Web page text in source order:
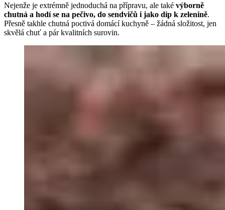
Nejenže je extrémně jednoduchá na přípravu, ale také výborně
chutná a hodí se na pečivo, do sendvičů i jako dip k zelenině.
Přesně takhle chutná poctivá domácí kuchyně – žádná složitost, jen
skvělá chuť a pár kvalitních surovin.